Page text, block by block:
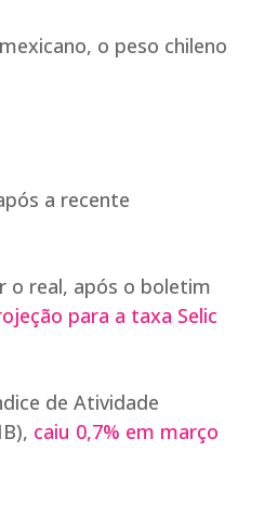
o peso chileno
a recente
o real, após o boletim
para a taxa Selic
de Atividade
caiu 0,7% em março